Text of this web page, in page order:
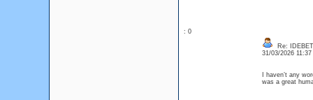
: 0
Re: IDEBET
31/03/2026
I haven’t any
was a great